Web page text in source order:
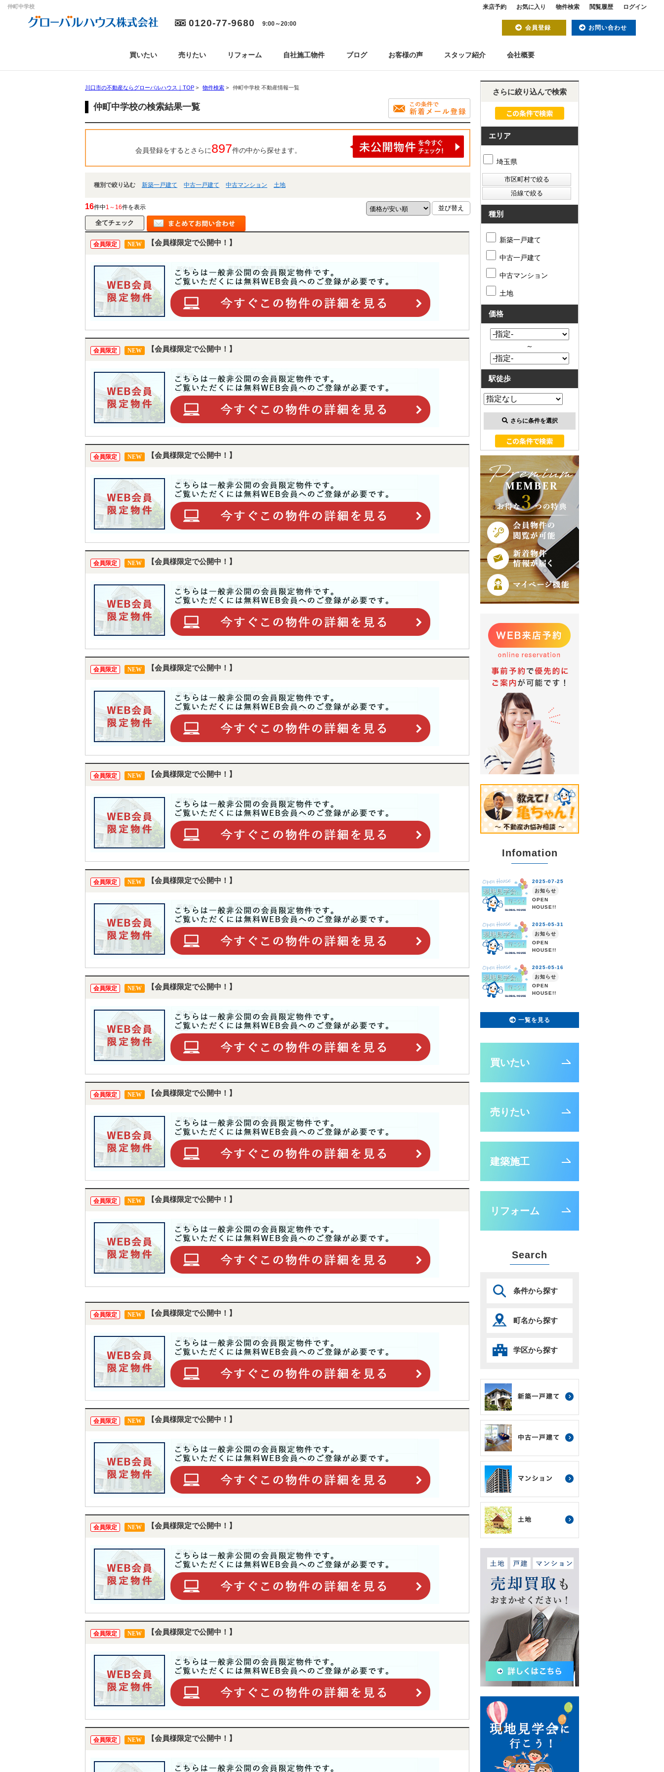
仲町中学校 来店予約 お気に入り 物件検索 閲覧履歴 ログイン
0120-77-9680 9:00～20:00
会員登録 お問い合わせ
買いたい 売りたい リフォーム 自社施工物件 ブログ お客様の声 スタッフ紹介 会社概要
川口市の不動産ならグローバルハウス｜TOP > 物件検索 > 仲町中学校 不動産情報一覧
仲町中学校の検索結果一覧
会員登録をするとさらに897件の中から探せます。
種別で絞り込む 新築一戸建て 中古一戸建て 中古マンション 土地
16件中1～16件を表示
会員限定 NEW 【会員様限定で公開中！】
会員限定 NEW 【会員様限定で公開中！】
会員限定 NEW 【会員様限定で公開中！】
会員限定 NEW 【会員様限定で公開中！】
会員限定 NEW 【会員様限定で公開中！】
会員限定 NEW 【会員様限定で公開中！】
会員限定 NEW 【会員様限定で公開中！】
会員限定 NEW 【会員様限定で公開中！】
会員限定 NEW 【会員様限定で公開中！】
会員限定 NEW 【会員様限定で公開中！】
会員限定 NEW 【会員様限定で公開中！】
会員限定 NEW 【会員様限定で公開中！】
会員限定 NEW 【会員様限定で公開中！】
会員限定 NEW 【会員様限定で公開中！】
会員限定 NEW 【会員様限定で公開中！】
さらに絞り込んで検索
エリア
埼玉県
種別
新築一戸建て
中古一戸建て
中古マンション
土地
価格
～
駅徒歩
さらに条件を選択
Infomation
一覧を見る
買いたい
売りたい
建築施工
リフォーム
Search
条件から探す
町名から探す
学区から探す